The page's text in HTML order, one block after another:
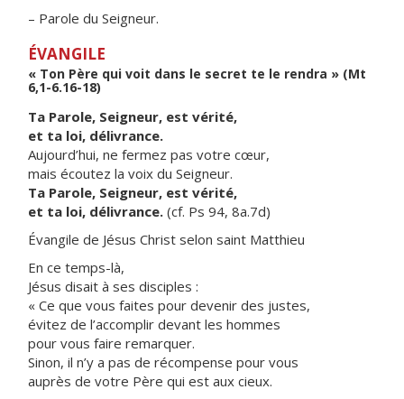
– Parole du Seigneur.
ÉVANGILE
« Ton Père qui voit dans le secret te le rendra » (Mt
6,1-6.16-18)
Ta Parole, Seigneur, est vérité,
et ta loi, délivrance.
Aujourd’hui, ne fermez pas votre cœur,
mais écoutez la voix du Seigneur.
Ta Parole, Seigneur, est vérité,
et ta loi, délivrance. (cf. Ps 94, 8a.7d)
Évangile de Jésus Christ selon saint Matthieu
En ce temps-là,
Jésus disait à ses disciples :
« Ce que vous faites pour devenir des justes,
évitez de l’accomplir devant les hommes
pour vous faire remarquer.
Sinon, il n’y a pas de récompense pour vous
auprès de votre Père qui est aux cieux.